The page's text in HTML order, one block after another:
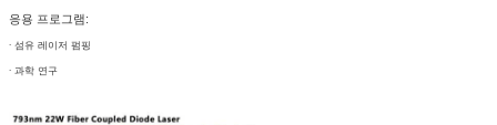
응용 프로그램:
∙ 섬유 레이저 펌핑
∙ 과학 연구